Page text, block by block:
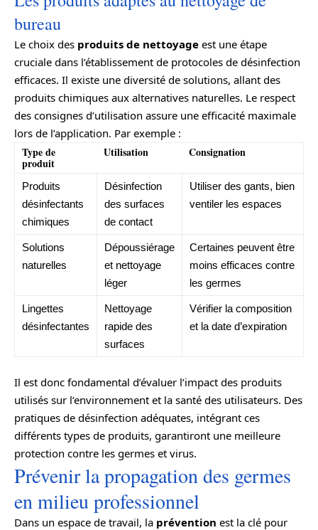
bureau
Le choix des produits de nettoyage est une étape
cruciale dans l’établissement de protocoles de désinfection
efficaces. Il existe une diversité de solutions, allant des
produits chimiques aux alternatives naturelles. Le respect
des consignes d’utilisation assure une efficacité maximale
lors de l’application. Par exemple :
Type de
produit
Utilisation Consignation
Produits
désinfectants
chimiques
Désinfection
des surfaces
de contact
Utiliser des gants, bien
ventiler les espaces
Solutions
naturelles
Dépoussiérage
et nettoyage
léger
Certaines peuvent être
moins efficaces contre
les germes
Lingettes
désinfectantes
Nettoyage
rapide des
surfaces
Vérifier la composition
et la date d’expiration
Il est donc fondamental d’évaluer l’impact des produits
utilisés sur l’environnement et la santé des utilisateurs. Des
pratiques de désinfection adéquates, intégrant ces
différents types de produits, garantiront une meilleure
protection contre les germes et virus.
Prévenir la propagation des germes
en milieu professionnel
Dans un espace de travail, la prévention est la clé pour